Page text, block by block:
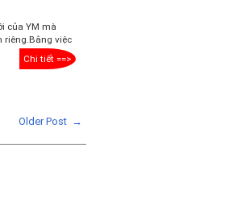
của YM mà
riêng.Bằng việc
Chi tiết ==>
Older Post →